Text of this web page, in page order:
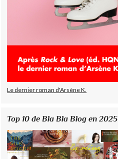
Le dernier roman d'Arsène K.
Top 10 de Bla Bla Blog en 2025